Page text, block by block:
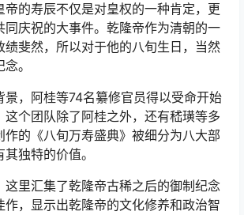
帝的寿辰不仅是对皇权的一种肯定，更
同庆祝的大事件。乾隆帝作为清朝的一
绩斐然，所以对于他的八旬生日，当然
。
景，阿桂等74名纂修官员得以受命开始
这个团队除了阿桂之外，还有嵇璜等多
作的《八旬万寿盛典》被细分为八大部
独特的价值。
这里汇集了乾隆帝古稀之后的御制纪念
作，显示出乾隆帝的文化修养和政治智